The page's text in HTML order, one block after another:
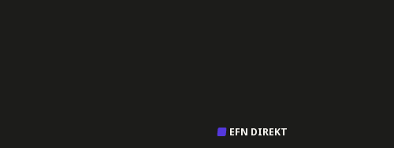
EFN DIREKT